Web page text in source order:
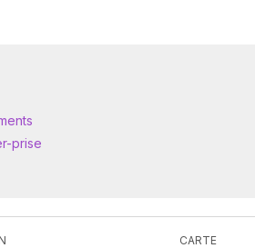
prise
CARTE